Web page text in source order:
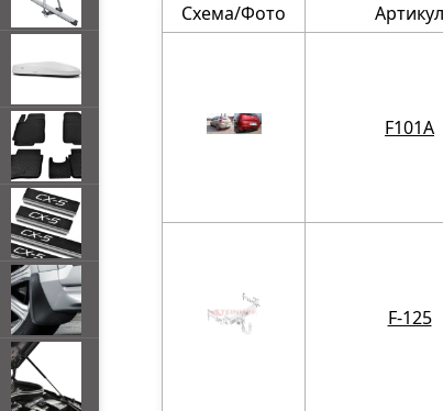
Схема/Фото Артикул
F101A
F-125